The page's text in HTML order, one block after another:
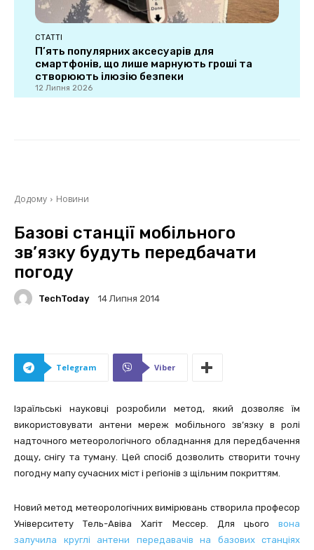
СТАТТІ
П’ять популярних аксесуарів для
смартфонів, що лише марнують гроші та
створюють ілюзію безпеки
12 Липня 2026